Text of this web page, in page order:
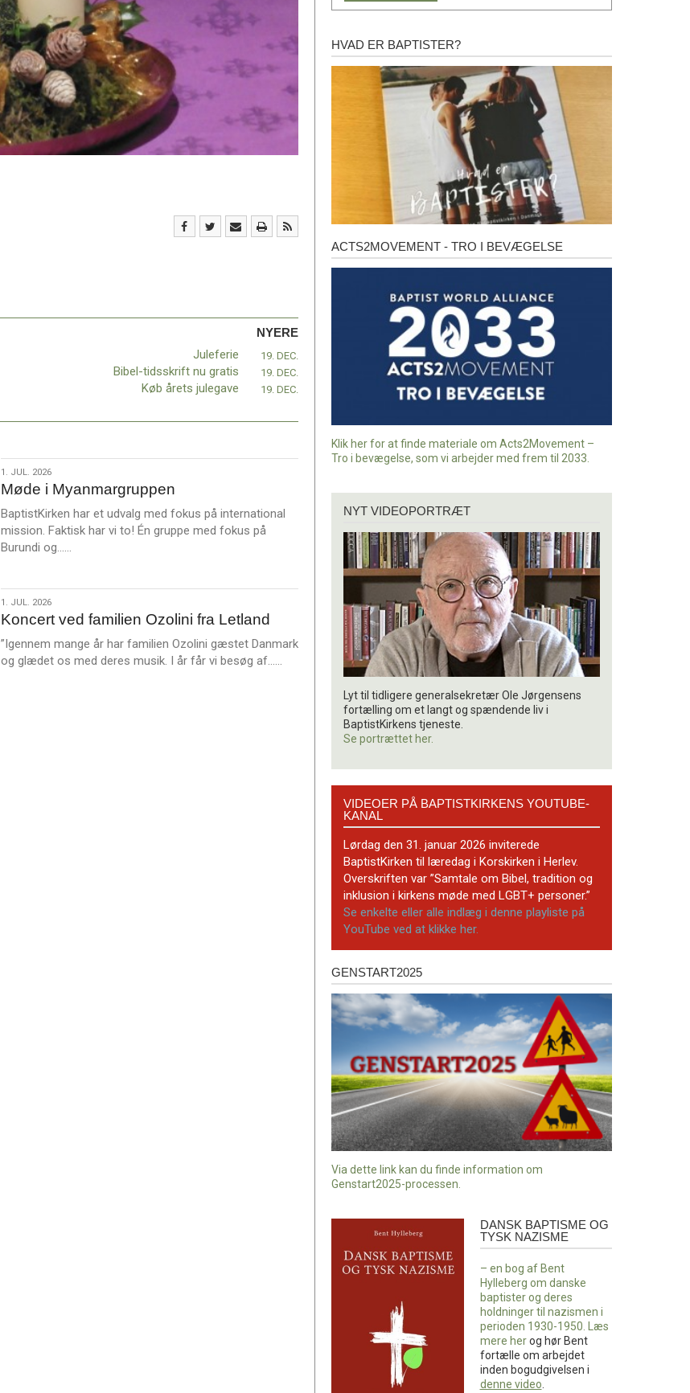
NYERE
Juleferie 19. DEC.
Bibel-tidsskrift nu gratis 19. DEC.
Køb årets julegave 19. DEC.
1.
jul.
2026
1. JUL. 2026
Møde i Myanmargruppen
BaptistKirken har et udvalg med fokus på international
mission. Faktisk har vi to! Én gruppe med fokus på
Burundi og……
e
e
1.
jul.
2026
1. JUL. 2026
Koncert ved familien Ozolini fra Letland
”Igennem mange år har familien Ozolini gæstet Danmark
og glædet os med deres musik. I år får vi besøg af……
Hvad
er
baptister?
HVAD ER BAPTISTER?
Acts2Movement
ACTS2MOVEMENT - TRO I BEVÆGELSE
Klik her for at finde materiale om Acts2Movement –
Tro i bevægelse, som vi arbejder med frem til 2033.
videoportræt
NYT VIDEOPORTRÆT
Lyt til tidligere generalsekretær Ole Jørgensens
fortælling om et langt og spændende liv i
BaptistKirkens tjeneste.
Se portrættet her.
BaptistKirkens
YouTube-
kanal
VIDEOER PÅ BAPTISTKIRKENS YOUTUBE-
KANAL
Lørdag den 31. januar 2026 inviterede
BaptistKirken til læredag i Korskirken i Herlev.
Overskriften var ”Samtale om Bibel, tradition og
inklusion i kirkens møde med LGBT+ personer.”
Se enkelte eller alle indlæg i denne playliste på
YouTube ved at klikke her.
Genstart2025
GENSTART2025
Via dette link kan du finde information om
Genstart2025-processen.
tysk
DANSK BAPTISME OG
TYSK NAZISME
– en bog af Bent
Hylleberg om danske
baptister og deres
holdninger til nazismen i
perioden 1930-1950. Læs
mere herog hør Bent
fortælle om arbejdet
inden bogudgivelsen i
denne video.